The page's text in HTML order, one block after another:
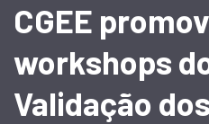
CGEE
workshops
Validação